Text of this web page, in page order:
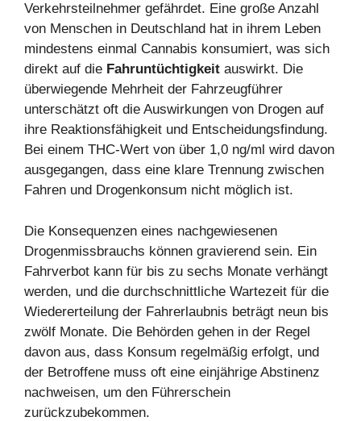
Verkehrsteilnehmer gefährdet. Eine große Anzahl
von Menschen in Deutschland hat in ihrem Leben
mindestens einmal Cannabis konsumiert, was sich
direkt auf die Fahruntüchtigkeit auswirkt. Die
überwiegende Mehrheit der Fahrzeugführer
unterschätzt oft die Auswirkungen von Drogen auf
ihre Reaktionsfähigkeit und Entscheidungsfindung.
Bei einem THC-Wert von über 1,0 ng/ml wird davon
ausgegangen, dass eine klare Trennung zwischen
Fahren und Drogenkonsum nicht möglich ist.
Die Konsequenzen eines nachgewiesenen
Drogenmissbrauchs können gravierend sein. Ein
Fahrverbot kann für bis zu sechs Monate verhängt
werden, und die durchschnittliche Wartezeit für die
Wiedererteilung der Fahrerlaubnis beträgt neun bis
zwölf Monate. Die Behörden gehen in der Regel
davon aus, dass Konsum regelmäßig erfolgt, und
der Betroffene muss oft eine einjährige Abstinenz
nachweisen, um den Führerschein
zurückzubekommen.